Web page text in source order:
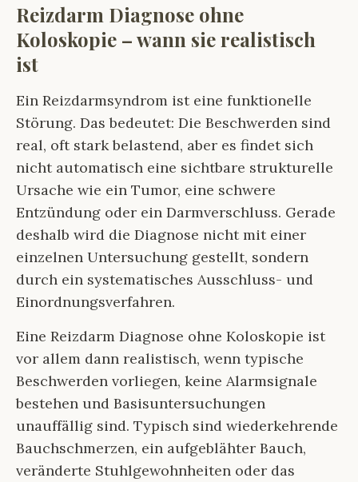
Reizdarm Diagnose ohne
Koloskopie – wann sie realistisch
ist
Ein Reizdarmsyndrom ist eine funktionelle
Störung. Das bedeutet: Die Beschwerden sind
real, oft stark belastend, aber es findet sich
nicht automatisch eine sichtbare strukturelle
Ursache wie ein Tumor, eine schwere
Entzündung oder ein Darmverschluss. Gerade
deshalb wird die Diagnose nicht mit einer
einzelnen Untersuchung gestellt, sondern
durch ein systematisches Ausschluss- und
Einordnungsverfahren.
Eine Reizdarm Diagnose ohne Koloskopie ist
vor allem dann realistisch, wenn typische
Beschwerden vorliegen, keine Alarmsignale
bestehen und Basisuntersuchungen
unauffällig sind. Typisch sind wiederkehrende
Bauchschmerzen, ein aufgeblähter Bauch,
veränderte Stuhlgewohnheiten oder das